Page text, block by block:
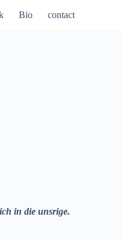
Bio contact
in die unsrige.